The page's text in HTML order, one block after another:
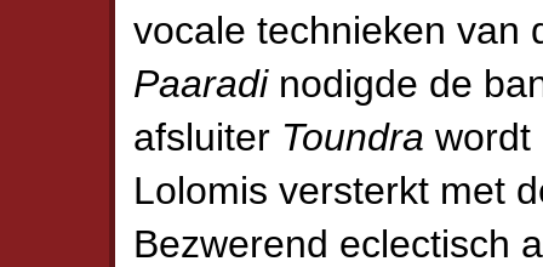
vocale technieken van
Paaradinodigde de
afsluiter Toundra wordt
Lolomis versterkt met
Bezwerend eclectisch